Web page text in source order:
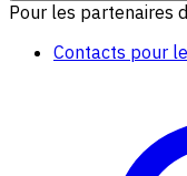
Pour les partenaires
Contacts pour